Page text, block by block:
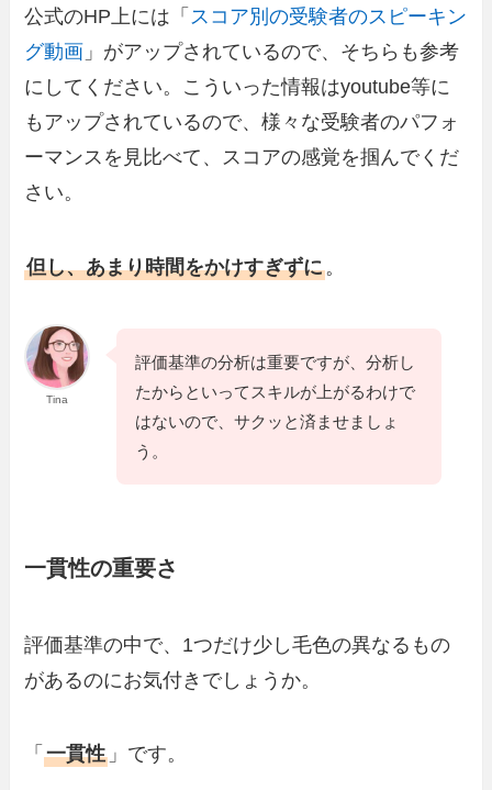
公式のHP上には「 スコア別の受験者のスピーキン
グ動画 」がアップされているので、そちらも参考
にしてください。こういった情報はyoutube等に
もアップされているので、様々な受験者のパフォ
ーマンスを見比べて、スコアの感覚を掴んでくだ
さい。
但し、あまり時間をかけすぎずに。
Tina
評価基準の分析は重要ですが、分析し
たからといってスキルが上がるわけで
はないので、サクッと済ませましょ
う。
一貫性の重要さ
評価基準の中で、1つだけ少し毛色の異なるもの
があるのにお気付きでしょうか。
「一貫性 」です。